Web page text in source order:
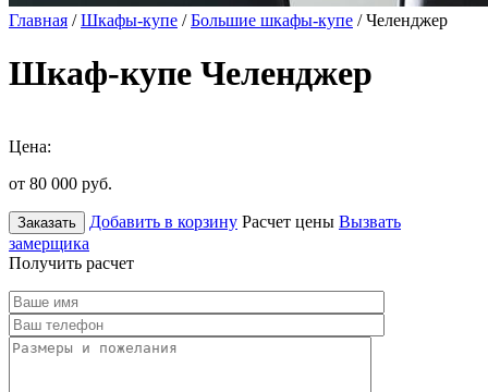
Главная /Шкафы-купе /Большие шкафы-купе / Челенджер
Шкаф-купе Челенджер
Цена:
от 80 000 руб.
Заказать Добавить в корзину Расчет цены Вызвать
замерщика
Получить расчет